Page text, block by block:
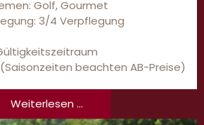
Golf, Gourmet
3/4 Verpflegung
(Saisonzeiten beachten AB-Preise)
Weiterlesen ...